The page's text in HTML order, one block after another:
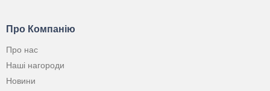
Про Компанію
Про нас
Наші нагороди
Новини